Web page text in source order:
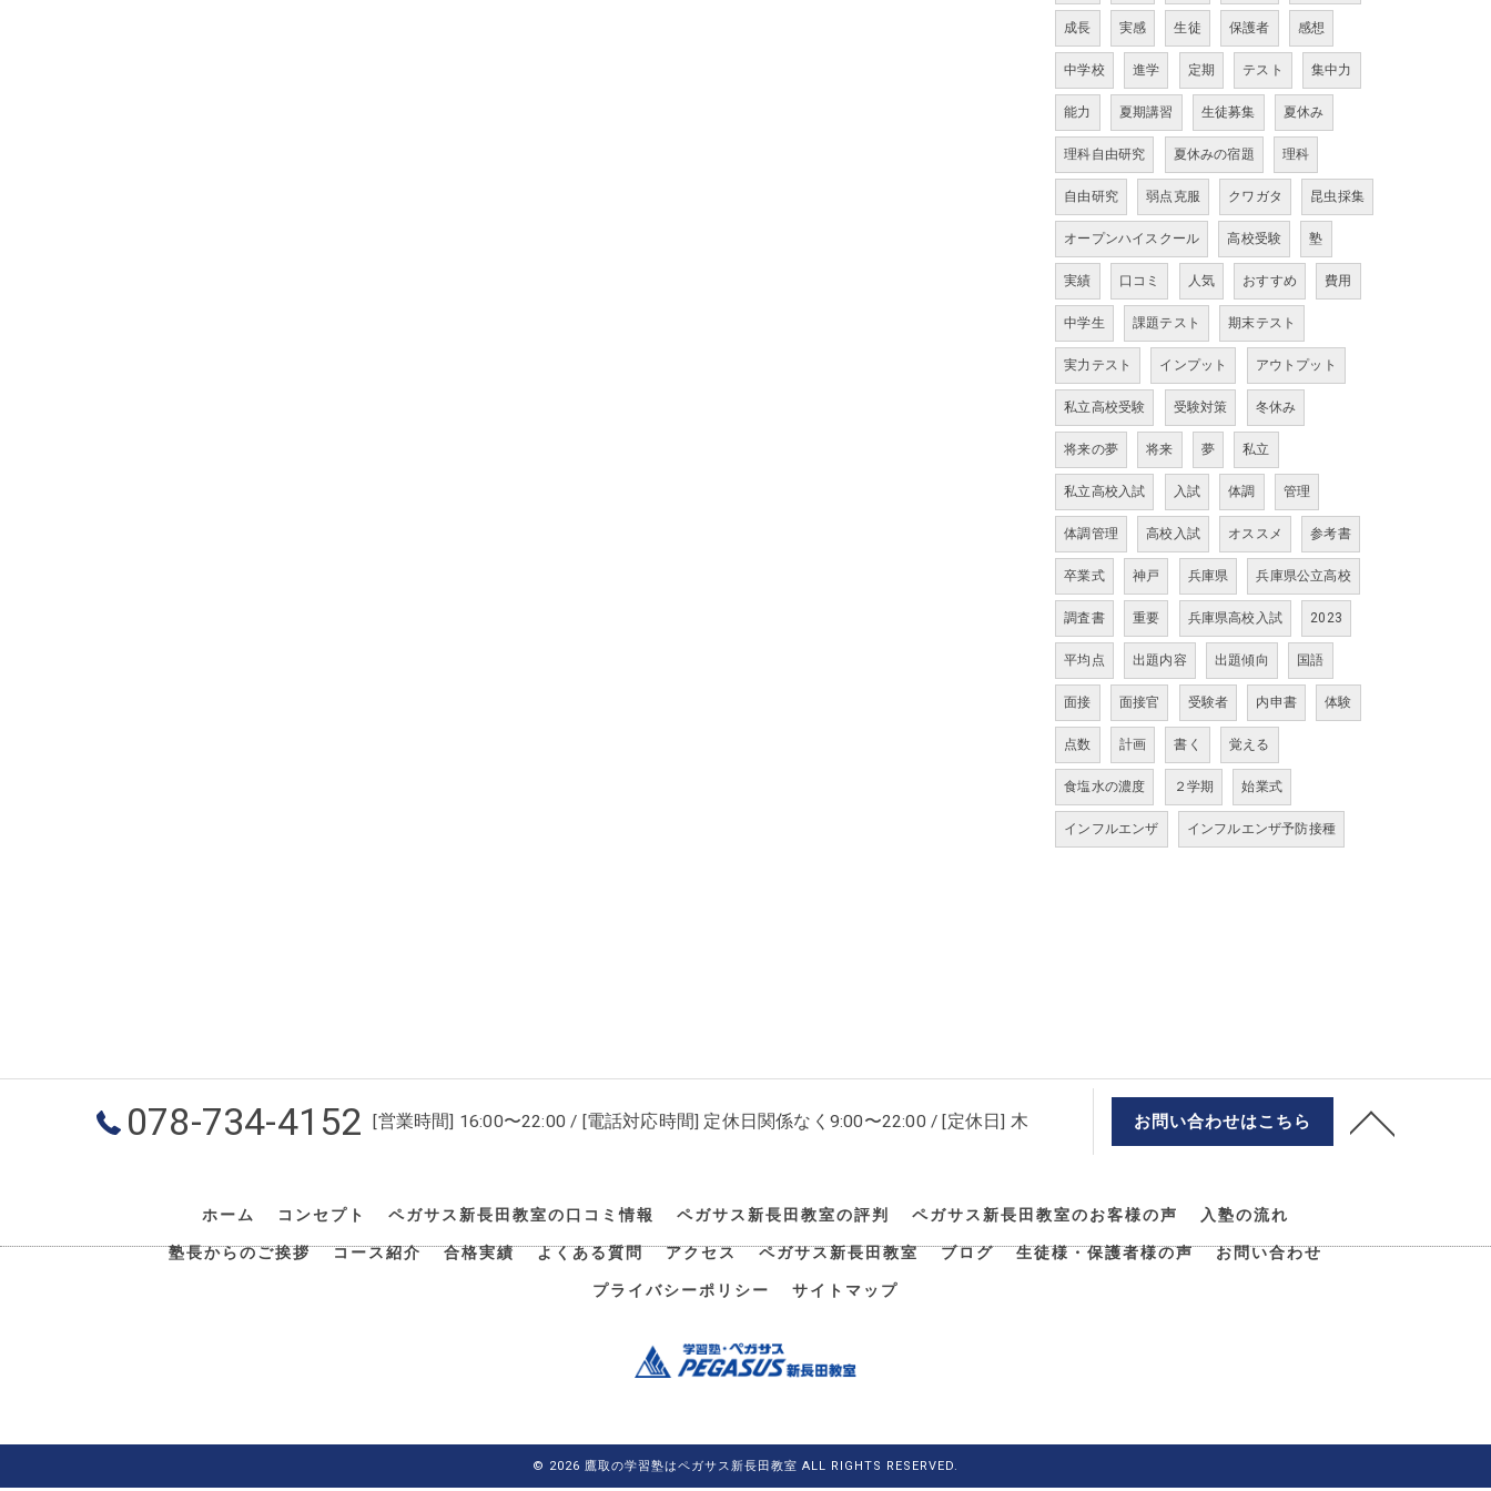
成長 実感 生徒 保護者 感想
中学校 進学 定期 テスト 集中力
能力 夏期講習 生徒募集 夏休み
理科自由研究 夏休みの宿題 理科
自由研究 弱点克服 クワガタ 昆虫採集
オープンハイスクール 高校受験 塾
実績 口コミ 人気 おすすめ 費用
中学生 課題テスト 期末テスト
実力テスト インプット アウトプット
私立高校受験 受験対策 冬休み
将来の夢 将来 夢 私立
私立高校入試 入試 体調 管理
体調管理 高校入試 オススメ 参考書
卒業式 神戸 兵庫県 兵庫県公立高校
調査書 重要 兵庫県高校入試 2023
平均点 出題内容 出題傾向 国語
面接 面接官 受験者 内申書 体験
点数 計画 書く 覚える
食塩水の濃度 ２学期 始業式
インフルエンザ インフルエンザ予防接種
078-734-4152 [営業時間] 16:00〜22:00 / [電話対応時間] 定休日関係なく9:00〜22:00 / [定休日] 木 お問い合わせはこちら
ホーム コンセプト ペガサス新長田教室の口コミ情報 ペガサス新長田教室の評判 ペガサス新長田教室のお客様の声 入塾の流れ
塾長からのご挨拶 コース紹介 合格実績 よくある質問 アクセス ペガサス新長田教室 ブログ 生徒様・保護者様の声 お問い合わせ
プライバシーポリシー サイトマップ
© 2026 鷹取の学習塾はペガサス新長田教室 ALL RIGHTS RESERVED.